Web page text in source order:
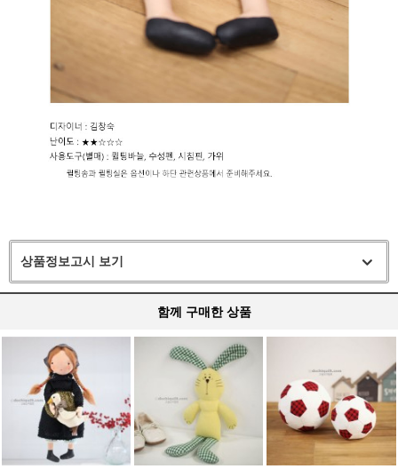
상품정보고시 보기
함께 구매한 상품